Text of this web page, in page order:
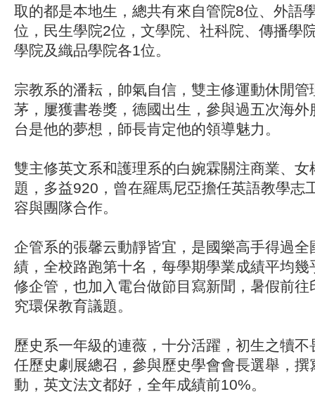
取的都是本地生，總共有來自管院8位、外語
位，民生學院2位，文學院、社科院、傳播學
學院及織品學院各1位。
宗教系的潘耘，帥氣自信，雙主修運動休閒
茅，屢獲書卷獎，德國出生，參與過五次海外
台是他的夢想，師長肯定他的領導魅力。
雙主修英文系和護理系的白婉霖關注商業、女
題，多益920，曾在羅馬尼亞擔任英語教學志
容與團隊合作。
企管系的張馨云動靜皆宜，是國樂高手得過全
績，全校路跑第十名，每學期學業成績平均
修企管，也加入電台做節目寫新聞，暑假前往
究環保教育議題。
歷史系一年級的連薇，十分活躍，初生之犢
任歷史劇展總召，參與歷史學會會長選舉，撰
動，英文法文都好，全年成績前10%。